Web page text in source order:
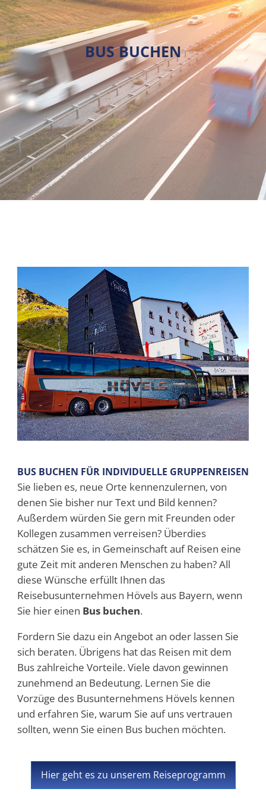
BUS BUCHEN
BUS BUCHEN FÜR INDIVIDUELLE GRUPPENREISEN
Sie lieben es, neue Orte kennenzulernen, von
denen Sie bisher nur Text und Bild kennen?
Außerdem würden Sie gern mit Freunden oder
Kollegen zusammen verreisen? Überdies
schätzen Sie es, in Gemeinschaft auf Reisen eine
gute Zeit mit anderen Menschen zu haben? All
diese Wünsche erfüllt Ihnen das
Reisebusunternehmen Hövels aus Bayern, wenn
Sie hier einen Bus buchen.
Fordern Sie dazu ein Angebot an oder lassen Sie
sich beraten. Übrigens hat das Reisen mit dem
Bus zahlreiche Vorteile. Viele davon gewinnen
zunehmend an Bedeutung. Lernen Sie die
Vorzüge des Busunternehmens Hövels kennen
und erfahren Sie, warum Sie auf uns vertrauen
sollten, wenn Sie einen Bus buchen möchten.
Hier geht es zu unserem Reiseprogramm